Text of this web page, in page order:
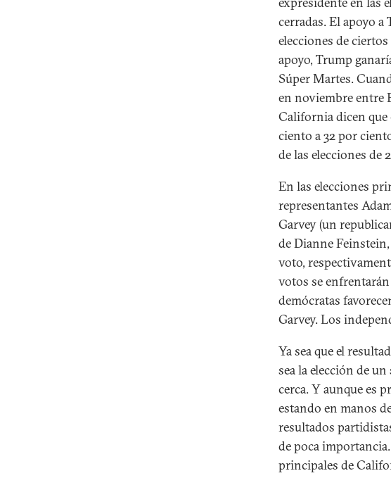
cerradas. El apoyo
elecciones de
apoyo, Trump
Súper Martes.
en noviembre entre
California dicen que
ciento a 32 por
de las elecciones de
En las elecciones
representantes
Garvey (un
de Dianne
voto,
votos se
demócratas
Garvey. Los
Ya sea que el
sea la elección de
cerca. Y aunque es
estando en manos
resultados
de poca
principales de